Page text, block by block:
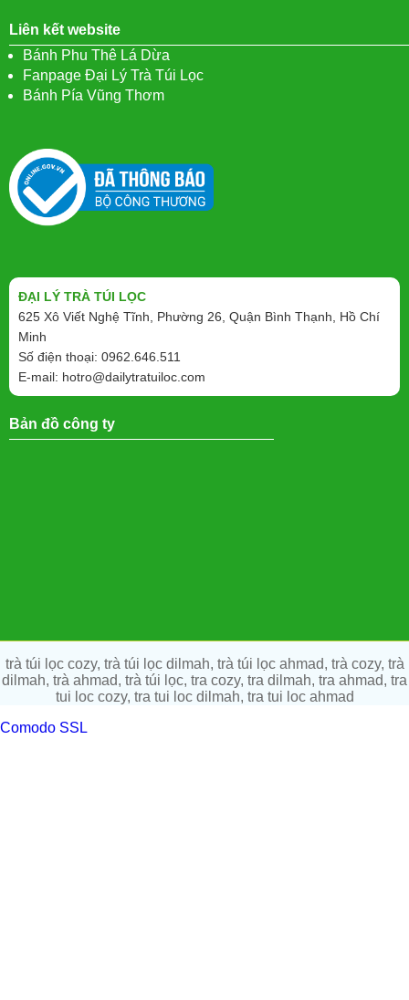
Liên kết website
Bánh Phu Thê Lá Dừa
Fanpage Đại Lý Trà Túi Lọc
Bánh Pía Vũng Thơm
ĐẠI LÝ TRÀ TÚI LỌC
625 Xô Viết Nghệ Tĩnh, Phường 26, Quận Bình Thạnh, Hồ Chí
Minh
Số điện thoại: 0962.646.511
E-mail: hotro@dailytratuiloc.com
Bản đồ công ty
trà túi lọc cozy, trà túi lọc dilmah, trà túi lọc ahmad, trà cozy, trà
dilmah, trà ahmad, trà túi lọc, tra cozy, tra dilmah, tra ahmad, tra
tui loc cozy, tra tui loc dilmah, tra tui loc ahmad
Comodo SSL